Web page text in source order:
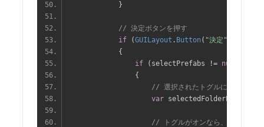
}
// 決定ボタンを押す
if
(GUILayout . Button( "決定"
{
if
( selectPrefabs != null
{
// 選択されたトグルに表示されて
var selectedFolderPaths
// トグルがオンなら、リストにパ